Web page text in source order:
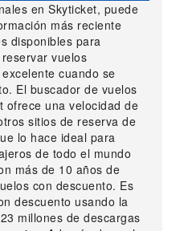
en Skyticket, puede
más reciente
disponibles para
vuelos
cuando se
El buscador de vuelos
ofrece una velocidad de
sitios de reserva de
lo hace ideal para
de todo el mundo
más de 10 años de
con descuento. Es
descuento usando la
millones de descargas